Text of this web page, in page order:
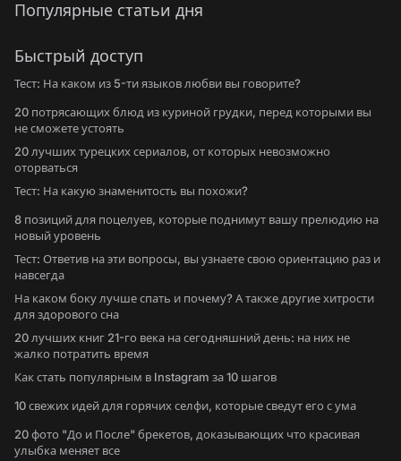
Популярные статьи дня
Быстрый доступ
Тест: На каком из 5-ти языков любви вы говорите?
20 потрясающих блюд из куриной грудки, перед которыми вы
не сможете устоять
20 лучших турецких сериалов, от которых невозможно
оторваться
Тест: На какую знаменитость вы похожи?
8 позиций для поцелуев, которые поднимут вашу прелюдию на
новый уровень
Тест: Ответив на эти вопросы, вы узнаете свою ориентацию раз и
навсегда
На каком боку лучше спать и почему? А также другие хитрости
для здорового сна
20 лучших книг 21-го века на сегодняшний день: на них не
жалко потратить время
Как стать популярным в Instagram за 10 шагов
10 свежих идей для горячих селфи, которые сведут его с ума
20 фото "До и После" брекетов, доказывающих что красивая
улыбка меняет все